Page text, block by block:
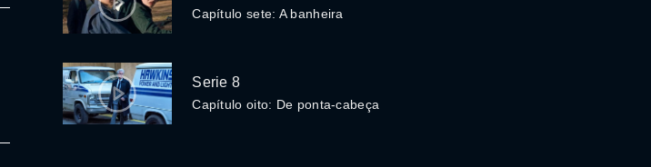
Capítulo sete: A banheira
Serie 8
Capítulo oito: De ponta-cabeça